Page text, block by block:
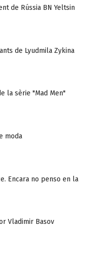
de Rússia BN Yeltsin
de Lyudmila Zykina
la sèrie "Mad Men"
moda
Encara no penso en la
Vladimir Basov